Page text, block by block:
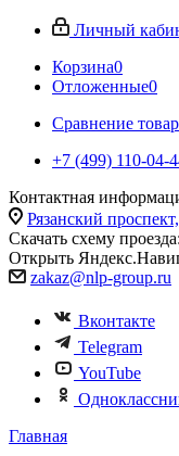
Личный
Корзина0
Отложенные0
Сравнение
+7 (499) 110-04-
Контактная
Рязанский
Скачать схему
Открыть
zakaz@nlp-group.ru
Вконтакте
Telegram
YouTube
Главная